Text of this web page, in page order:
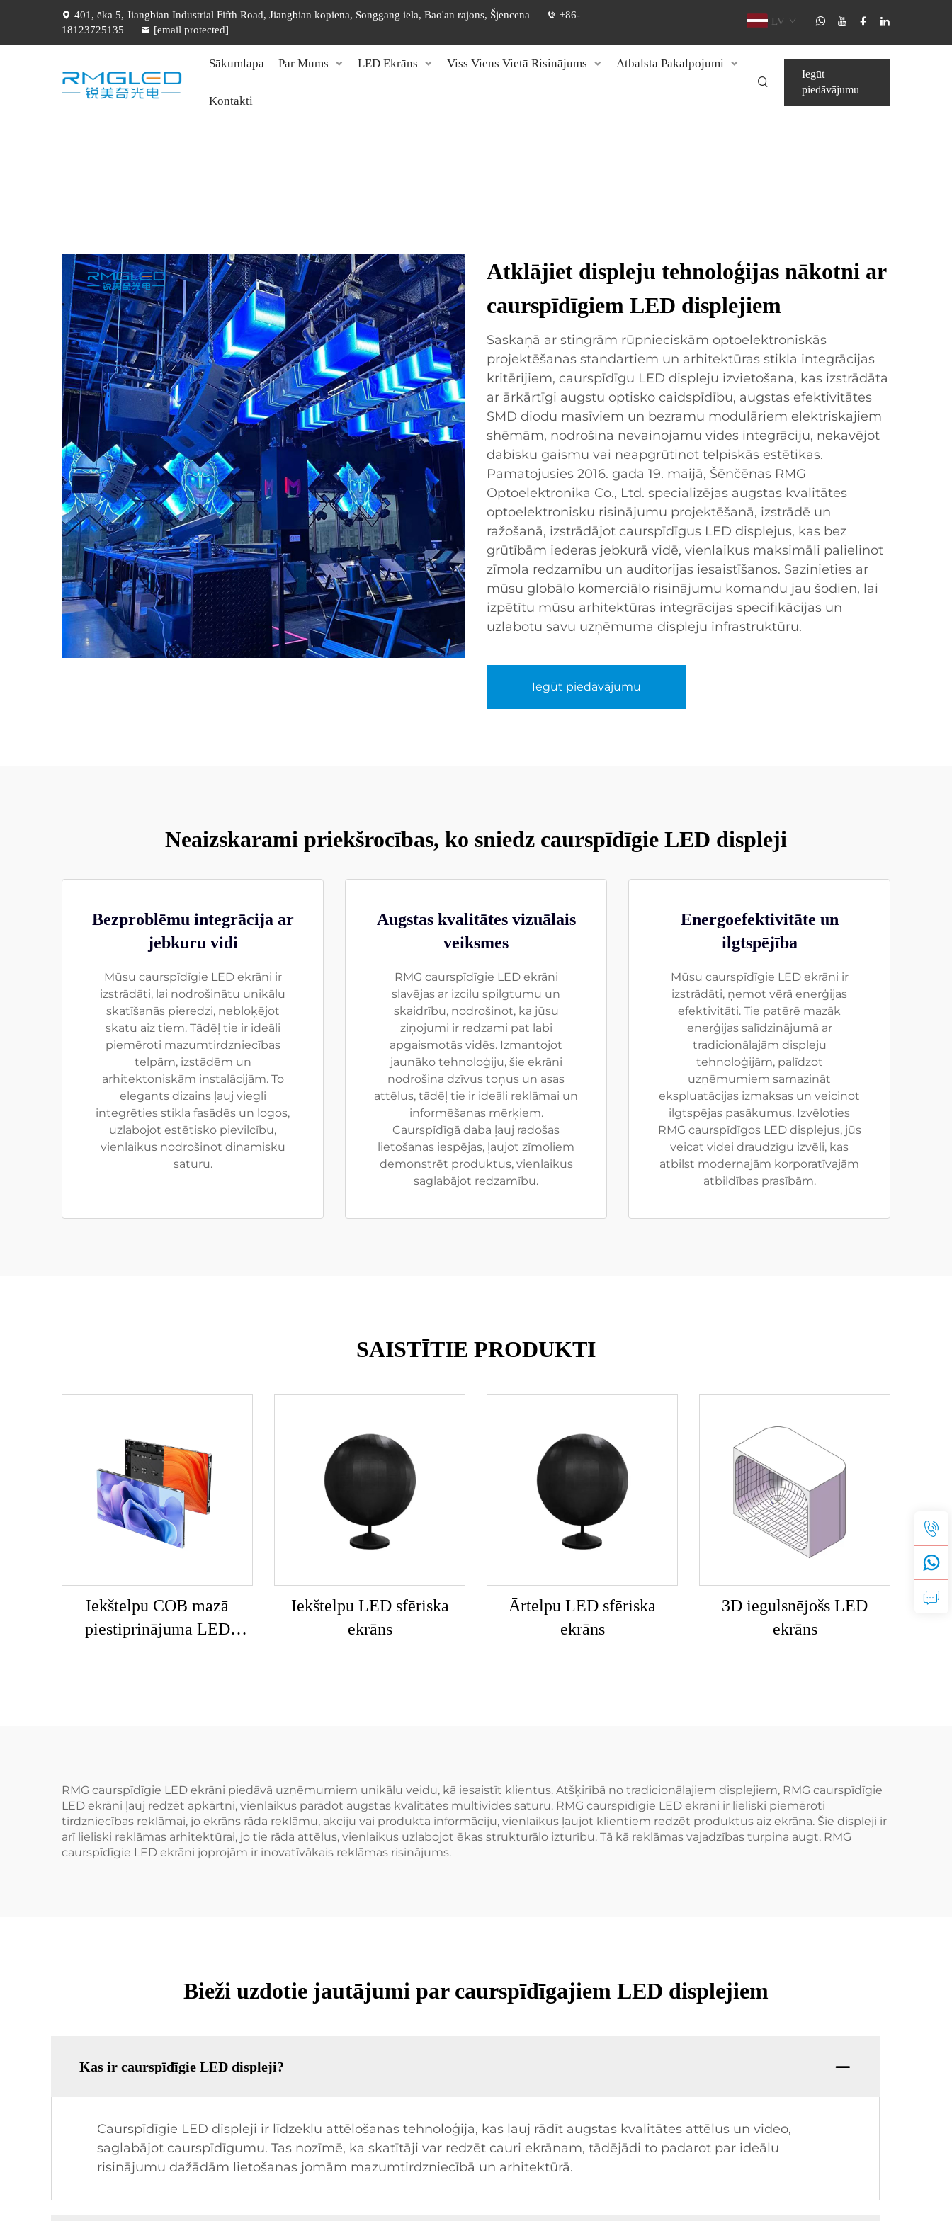
401, ēka 5, Jiangbian Industrial Fifth Road, Jiangbian kopiena, Songgang iela, Bao'an rajons, Šjencena
+86-
18123725135
[email protected]
LV
Sākumlapa Par Mums LED Ekrāns Viss Viens Vietā Risinājums Atbalsta Pakalpojumi
Kontakti
Iegūt
piedāvājumu
Atklājiet displeju tehnoloģijas nākotni ar
caurspīdīgiem LED displejiem
Saskaņā ar stingrām rūpnieciskām optoelektroniskās
projektēšanas standartiem un arhitektūras stikla integrācijas
kritērijiem, caurspīdīgu LED displeju izvietošana, kas izstrādāta
ar ārkārtīgi augstu optisko caidspīdību, augstas efektivitātes
SMD diodu masīviem un bezramu modulāriem elektriskajiem
shēmām, nodrošina nevainojamu vides integrāciju, nekavējot
dabisku gaismu vai neapgrūtinot telpiskās estētikas.
Pamatojusies 2016. gada 19. maijā, Šēnčēnas RMG
Optoelektronika Co., Ltd. specializējas augstas kvalitātes
optoelektronisku risinājumu projektēšanā, izstrādē un
ražošanā, izstrādājot caurspīdīgus LED displejus, kas bez
grūtībām iederas jebkurā vidē, vienlaikus maksimāli palielinot
zīmola redzamību un auditorijas iesaistīšanos. Sazinieties ar
mūsu globālo komerciālo risinājumu komandu jau šodien, lai
izpētītu mūsu arhitektūras integrācijas specifikācijas un
uzlabotu savu uzņēmuma displeju infrastruktūru.
Iegūt piedāvājumu
Neaizskarami priekšrocības, ko sniedz caurspīdīgie LED displeji
Bezproblēmu integrācija ar
jebkuru vidi
Mūsu caurspīdīgie LED ekrāni ir
izstrādāti, lai nodrošinātu unikālu
skatīšanās pieredzi, nebloķējot
skatu aiz tiem. Tādēļ tie ir ideāli
piemēroti mazumtirdzniecības
telpām, izstādēm un
arhitektoniskām instalācijām. To
elegants dizains ļauj viegli
integrēties stikla fasādēs un logos,
uzlabojot estētisko pievilcību,
vienlaikus nodrošinot dinamisku
saturu.
Augstas kvalitātes vizuālais
veiksmes
RMG caurspīdīgie LED ekrāni
slavējas ar izcilu spilgtumu un
skaidrību, nodrošinot, ka jūsu
ziņojumi ir redzami pat labi
apgaismotās vidēs. Izmantojot
jaunāko tehnoloģiju, šie ekrāni
nodrošina dzīvus toņus un asas
attēlus, tādēļ tie ir ideāli reklāmai un
informēšanas mērķiem.
Caurspīdīgā daba ļauj radošas
lietošanas iespējas, ļaujot zīmoliem
demonstrēt produktus, vienlaikus
saglabājot redzamību.
Energoefektivitāte un
ilgtspējība
Mūsu caurspīdīgie LED ekrāni ir
izstrādāti, ņemot vērā enerģijas
efektivitāti. Tie patērē mazāk
enerģijas salīdzinājumā ar
tradicionālajām displeju
tehnoloģijām, palīdzot
uzņēmumiem samazināt
ekspluatācijas izmaksas un veicinot
ilgtspējas pasākumus. Izvēloties
RMG caurspīdīgos LED displejus, jūs
veicat videi draudzīgu izvēli, kas
atbilst modernajām korporatīvajām
atbildības prasībām.
SAISTĪTIE PRODUKTI
Iekštelpu COB mazā
piestiprinājuma LED
Iekštelpu LED sfēriska
ekrāns
Ārtelpu LED sfēriska
ekrāns
3D iegulsnējošs LED
ekrāns
RMG caurspīdīgie LED ekrāni piedāvā uzņēmumiem unikālu veidu, kā iesaistīt klientus. Atšķirībā no tradicionālajiem displejiem, RMG caurspīdīgie
LED ekrāni ļauj redzēt apkārtni, vienlaikus parādot augstas kvalitātes multivides saturu. RMG caurspīdīgie LED ekrāni ir lieliski piemēroti
tirdzniecības reklāmai, jo ekrāns rāda reklāmu, akciju vai produkta informāciju, vienlaikus ļaujot klientiem redzēt produktus aiz ekrāna. Šie displeji ir
arī lieliski reklāmas arhitektūrai, jo tie rāda attēlus, vienlaikus uzlabojot ēkas strukturālo izturību. Tā kā reklāmas vajadzības turpina augt, RMG
caurspīdīgie LED ekrāni joprojām ir inovatīvākais reklāmas risinājums.
Bieži uzdotie jautājumi par caurspīdīgajiem LED displejiem
Kas ir caurspīdīgie LED displeji?
Caurspīdīgie LED displeji ir līdzekļu attēlošanas tehnoloģija, kas ļauj rādīt augstas kvalitātes attēlus un video,
saglabājot caurspīdīgumu. Tas nozīmē, ka skatītāji var redzēt cauri ekrānam, tādējādi to padarot par ideālu
risinājumu dažādām lietošanas jomām mazumtirdzniecībā un arhitektūrā.